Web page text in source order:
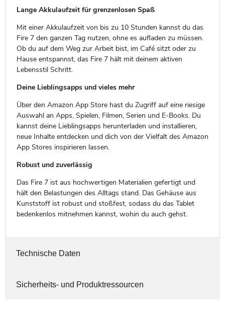
Lange Akkulaufzeit für grenzenlosen Spaß
Mit einer Akkulaufzeit von bis zu 10 Stunden kannst du das
Fire 7 den ganzen Tag nutzen, ohne es aufladen zu müssen.
Ob du auf dem Weg zur Arbeit bist, im Café sitzt oder zu
Hause entspannst, das Fire 7 hält mit deinem aktiven
Lebensstil Schritt.
Deine Lieblingsapps und vieles mehr
Über den Amazon App Store hast du Zugriff auf eine riesige
Auswahl an Apps, Spielen, Filmen, Serien und E-Books. Du
kannst deine Lieblingsapps herunterladen und installieren,
neue Inhalte entdecken und dich von der Vielfalt des Amazon
App Stores inspirieren lassen.
Robust und zuverlässig
Das Fire 7 ist aus hochwertigen Materialien gefertigt und
hält den Belastungen des Alltags stand. Das Gehäuse aus
Kunststoff ist robust und stoßfest, sodass du das Tablet
bedenkenlos mitnehmen kannst, wohin du auch gehst.
Technische Daten
Sicherheits- und Produktressourcen